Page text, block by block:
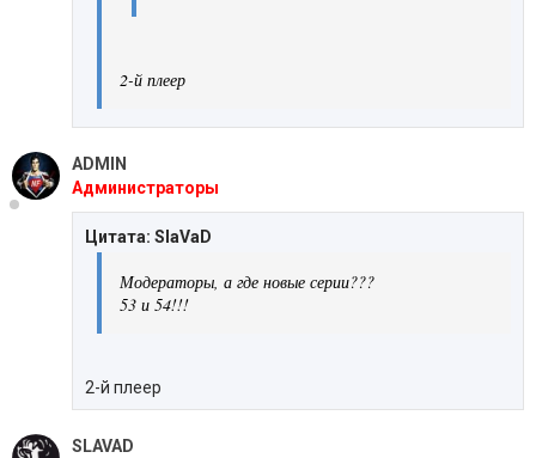
2-й плеер
ADMIN
Администраторы
Цитата: SlaVaD
Модераторы, а где новые серии???
53 и 54!!!
2-й плеер
SLAVAD